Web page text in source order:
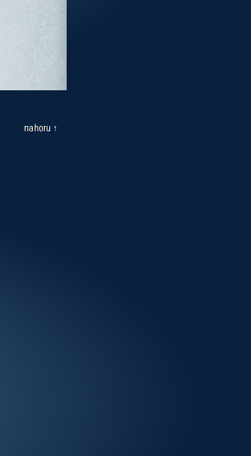
nahoru ↑